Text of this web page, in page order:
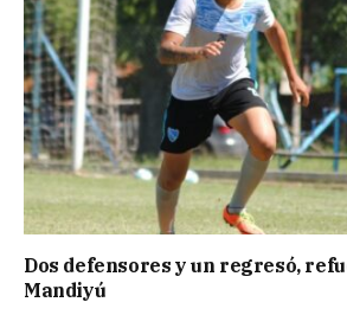
Dos defensores y un regresó,
Mandiyú